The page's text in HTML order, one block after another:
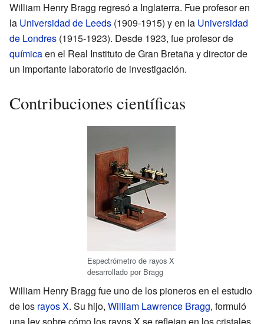
William Henry Bragg regresó a Inglaterra. Fue profesor en
la Universidad de Leeds (1909-1915) y en la Universidad
de Londres (1915-1923). Desde 1923, fue profesor de
químicaen el Real Instituto de Gran Bretaña y director de
un importante laboratorio de investigación.
Contribuciones científicas
Espectrómetro de rayos X
desarrollado por Bragg
William Henry Bragg fue uno de los pioneros en el estudio
de los rayos X. Su hijo, William Lawrence Bragg, formuló